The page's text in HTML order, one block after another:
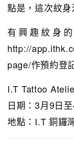
點是，這次紋身
有興趣紋身
http://
page/作預約登
I.T Tattoo
日期：3月9日
地點：I.T 銅鑼